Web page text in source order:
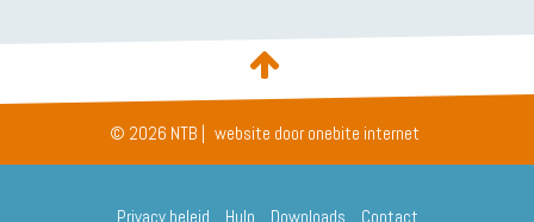
© 2026 NTB | website door onebite internet
Privacy beleid Hulp Downloads Contact